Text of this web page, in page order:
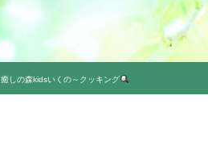
癒しの森kidsいくの～クッキング